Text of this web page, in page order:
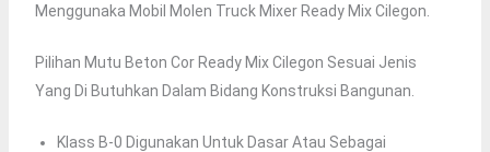
Menggunaka Mobil Molen Truck Mixer Ready Mix Cilegon.
Pilihan Mutu Beton Cor Ready Mix Cilegon Sesuai Jenis
Yang Di Butuhkan Dalam Bidang Konstruksi Bangunan.
Klass B-0 Digunakan Untuk Dasar Atau Sebagai